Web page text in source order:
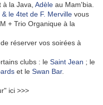
la Java, Adèle au Mam'bia.
le 4tet de F. Merville vous
+ Trio Organique à la
réserver vos soirées à
clubs : le Saint Jean ; le
et le Swan Bar.
ici >>>